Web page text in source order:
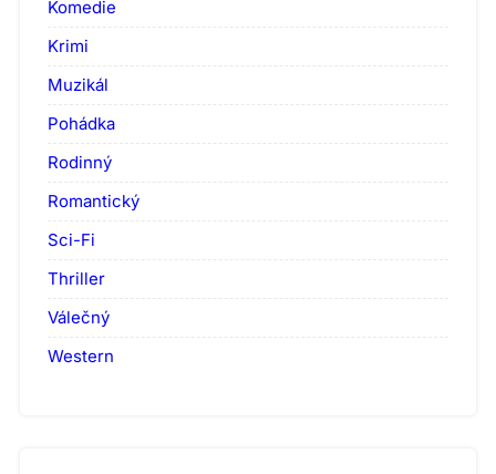
Komedie
Krimi
Muzikál
Pohádka
Rodinný
Romantický
Sci-Fi
Thriller
Válečný
Western